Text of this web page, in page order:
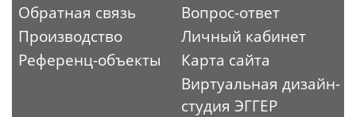
Обратная связь
Производство
Референц-объекты
Вопрос-ответ
Личный кабинет
Карта сайта
Виртуальная дизайн-
студия ЭГГЕР